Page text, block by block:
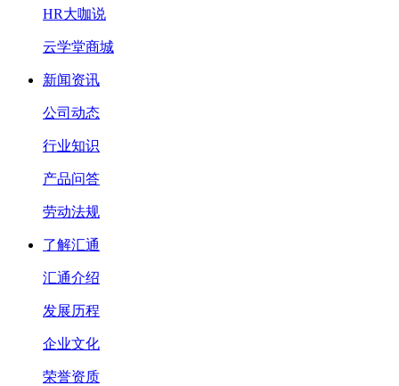
HR大咖说
云学堂商城
新闻资讯
公司动态
行业知识
产品问答
劳动法规
了解汇通
汇通介绍
发展历程
企业文化
荣誉资质